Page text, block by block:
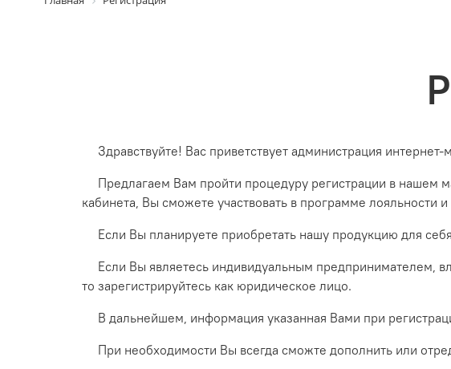
Здравствуйте! Вас приветствует администрация
Предлагаем Вам пройти процедуру регистрации в нашем
кабинета, Вы сможете участвовать в программе
Если Вы планируете приобретать нашу продукцию для
Если Вы являетесь индивидуальным предпринимателем,
то зарегистрируйтесь как юридическое лицо.
В дальнейшем, информация указанная Вами при
При необходимости Вы всегда сможте дополнить или